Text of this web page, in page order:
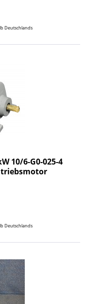
Deutschlands
10/6-G0-025-4
Deutschlands